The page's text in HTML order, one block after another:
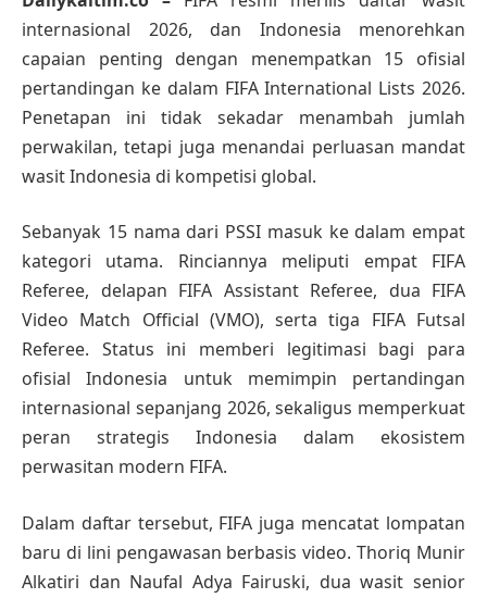
internasional 2026, dan Indonesia menorehkan
capaian penting dengan menempatkan 15 ofisial
pertandingan ke dalam FIFA International Lists 2026.
Penetapan ini tidak sekadar menambah jumlah
perwakilan, tetapi juga menandai perluasan mandat
wasit Indonesia di kompetisi global.
Sebanyak 15 nama dari PSSI masuk ke dalam empat
kategori utama. Rinciannya meliputi empat FIFA
Referee, delapan FIFA Assistant Referee, dua FIFA
Video Match Official (VMO), serta tiga FIFA Futsal
Referee. Status ini memberi legitimasi bagi para
ofisial Indonesia untuk memimpin pertandingan
internasional sepanjang 2026, sekaligus memperkuat
peran strategis Indonesia dalam ekosistem
perwasitan modern FIFA.
Dalam daftar tersebut, FIFA juga mencatat lompatan
baru di lini pengawasan berbasis video. Thoriq Munir
Alkatiri dan Naufal Adya Fairuski, dua wasit senior